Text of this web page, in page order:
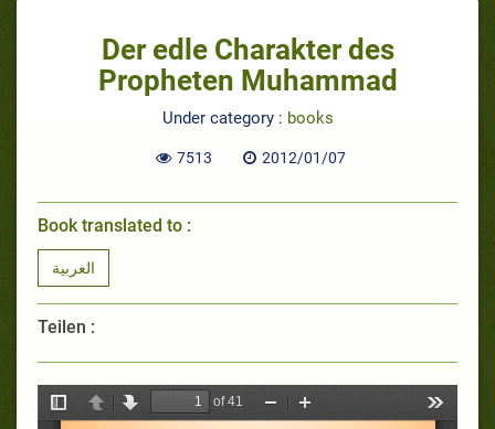
Der edle Charakter des
Propheten Muhammad
Under category : books
7513 2012/01/07
Book translated to :
العربية
Teilen :